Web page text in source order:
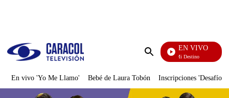
Enviar
EN VIVO
El Juego De Mi Destino
En vivo 'Yo Me Llamo' Bebé de Laura Tobón Inscripciones 'Desafío'